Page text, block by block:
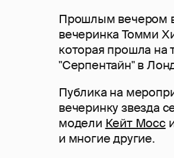
Прошлым вечером
вечеринка Томми
которая прошла на
"Серпентайн" в
Публика на
вечеринку звезда
модели Кейт Мосс
и многие другие.